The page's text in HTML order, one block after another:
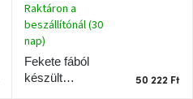
Fekete fából
készült
Raktáron a
beszállítónál (30
nap)
50 222 Ft